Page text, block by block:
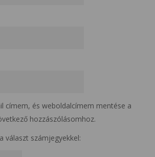
címem, és weboldalcímem mentése a
hozzászólásomhoz.
választ számjegyekkel: